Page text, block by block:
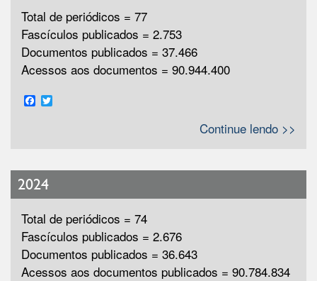
Total de periódicos = 77
Fascículos publicados = 2.753
Documentos publicados = 37.466
Acessos aos documentos = 90.944.400
Facebook
Continue lendo >>
2024
Total de periódicos = 74
Fascículos publicados = 2.676
Documentos publicados = 36.643
Acessos aos documentos publicados = 90.784.834